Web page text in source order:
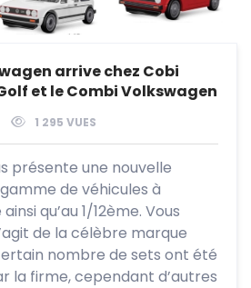
arrive chez Cobi
et le Combi Volkswagen
1 295 VUES
présente une nouvelle
de véhicules à
qu’au 1/12ème. Vous
de la célèbre marque
nombre de sets ont été
la firme, cependant d’autres